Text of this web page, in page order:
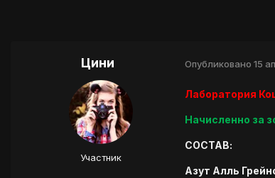
Цини
Участник
Опубликовано 15
Лаборатория
Начисленно за
СОСТАВ:
Азут Алль